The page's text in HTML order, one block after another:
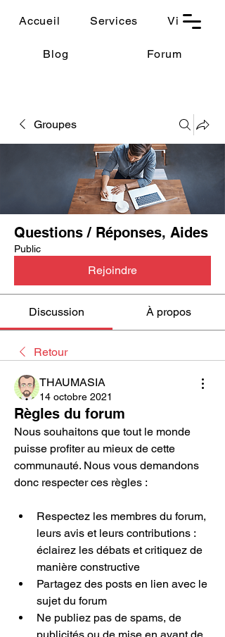
THAUMASIA
Accueil Services Vidéos
Blog Forum
Groupes
Questions / Réponses, Aides
Public
Rejoindre
Discussion À propos
Retour
THAUMASIA
14 octobre 2021
Règles du forum
Nous souhaitons que tout le monde
puisse profiter au mieux de cette
communauté. Nous vous demandons
donc respecter ces règles :
Respectez les membres du forum,
leurs avis et leurs contributions :
éclairez les débats et critiquez de
manière constructive
Partagez des posts en lien avec le
sujet du forum
Ne publiez pas de spams, de